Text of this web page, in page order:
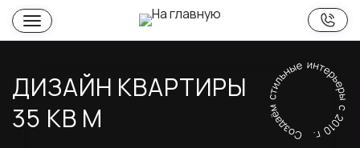
ДИЗАЙН КВАРТИРЫ
35 КВ М